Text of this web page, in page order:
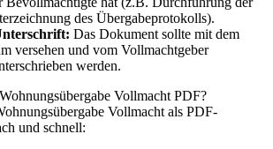
des Übergabeprotokolls).
Das Dokument sollte mit dem
versehen und vom Vollmachtgeber
werden.
Vollmacht PDF?
Vollmacht als PDF-
und schnell: